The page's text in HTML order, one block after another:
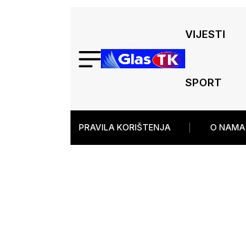
VIJESTI
SPORT
PRAVILA KORIŠTENJA O NAMA